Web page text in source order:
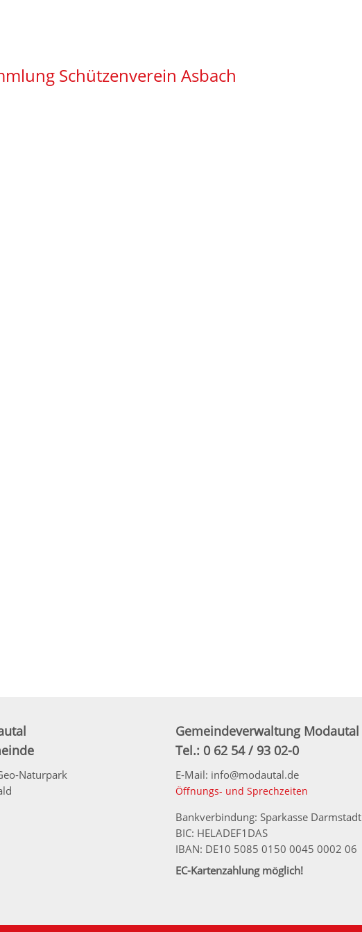
Schützenverein Asbach
Naturpark
Gemeindeverwaltung Modautal
Tel.: 0 62 54 / 93 02-0
E-Mail: info@modautal.de
Öffnungs- und Sprechzeiten
Bankverbindung: Sparkasse Darmstadt
BIC: HELADEF1DAS
IBAN: DE10 5085 0150 0045 0002 06
EC-Kartenzahlung möglich!